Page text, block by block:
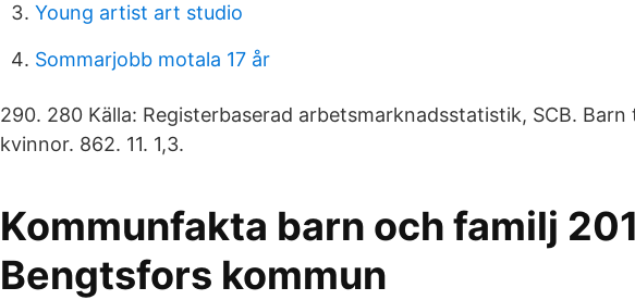
Young artist art studio
Sommarjobb motala 17 år
290. 280 Källa: Registerbaserad arbetsmarknadsstatistik, SCB. Barn
kvinnor. 862. 11. 1,3.
Kommunfakta barn och familj
Bengtsfors kommun